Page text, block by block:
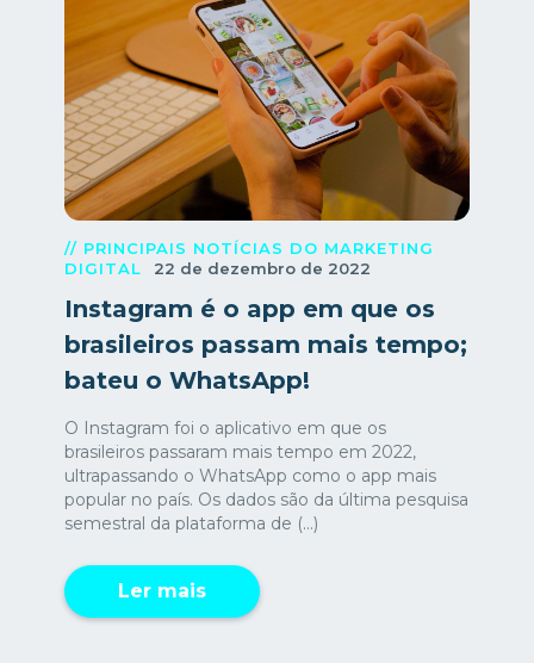
// PRINCIPAIS NOTÍCIAS DO MARKETING
DIGITAL
22 de dezembro de 2022
Instagram é o app em que os
brasileiros passam mais tempo;
bateu o WhatsApp!
O Instagram foi o aplicativo em que os
brasileiros passaram mais tempo em 2022,
ultrapassando o WhatsApp como o app mais
popular no país. Os dados são da última pesquisa
semestral da plataforma de (...)
Ler mais